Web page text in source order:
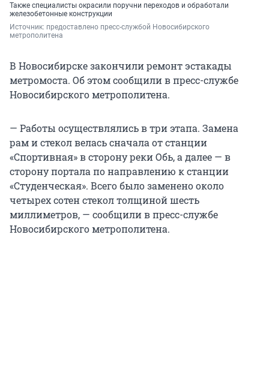
Также специалисты окрасили поручни переходов и обработали
железобетонные конструкции
Источник: предоставлено пресс-службой Новосибирского
метрополитена
В Новосибирске закончили ремонт эстакады
метромоста. Об этом сообщили в пресс-службе
Новосибирского метрополитена.
— Работы осуществлялись в три этапа. Замена
рам и стекол велась сначала от станции
«Спортивная» в сторону реки Обь, а далее — в
сторону портала по направлению к станции
«Студенческая». Всего было заменено около
четырех сотен стекол толщиной шесть
миллиметров, — сообщили в пресс-службе
Новосибирского метрополитена.